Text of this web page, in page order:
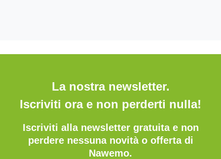
La nostra newsletter.
Iscriviti ora e non perderti nulla!
Iscriviti alla newsletter gratuita e non
perdere nessuna novità o offerta di
Nawemo.